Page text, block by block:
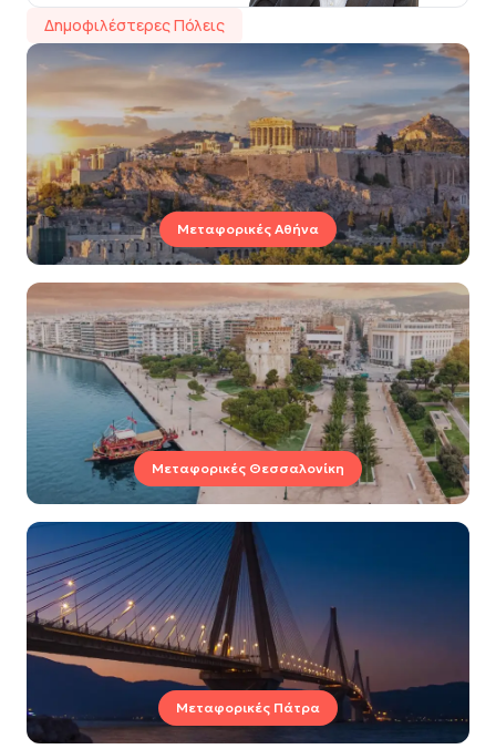
Δημοφιλέστερες Πόλεις
Μεταφορικές Αθήνα
Μεταφορικές Θεσσαλονίκη
Μεταφορικές Πάτρα